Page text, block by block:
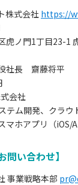
株式会社 https://
虎ノ門1丁目23-1
社長 齋藤将平
会社
テム開発、クラウ
マホアプリ（iOS/
問い合わせ】
事業戦略本部